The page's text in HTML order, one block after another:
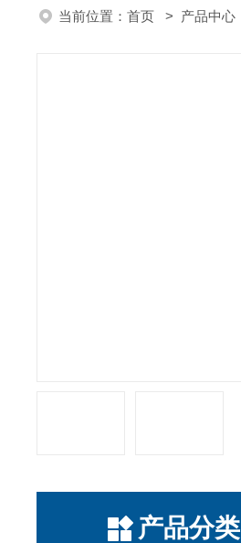
当前位置： 首页 > 产品中心
产品分类